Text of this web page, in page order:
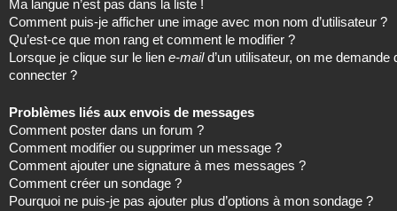
Ma langue n’est pas dans la liste !
Comment puis-je afficher une image avec mon nom d’utilisateur ?
Qu’est-ce que mon rang et comment le modifier ?
Lorsque je clique sur le lien e-maild’un utilisateur, on me demande
connecter ?
Problèmes liés aux envois de messages
Comment poster dans un forum ?
Comment modifier ou supprimer un message ?
Comment ajouter une signature à mes messages ?
Comment créer un sondage ?
Pourquoi ne puis-je pas ajouter plus d’options à mon sondage ?